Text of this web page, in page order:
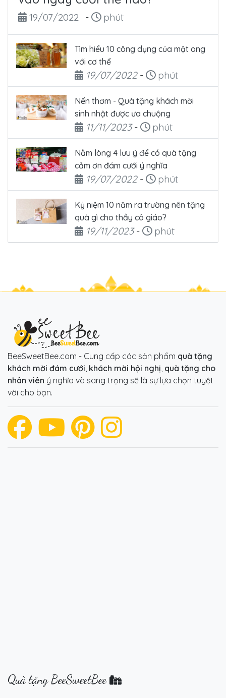
Ngày đăng
19/07/2022 - Thời gian đọc
phút
Tìm hiểu 10 công dụng của mật ong
với cơ thể
Ngày đăng
19/07/2022- Thời gian đọc
phút
Nến thơm - Quà tặng khách mời
sinh nhật được ưa chuộng
Ngày đăng
11/11/2023- Thời gian đọc
phút
Nằm lòng 4 lưu ý để có quà tặng
cảm ơn đám cưới ý nghĩa
Ngày đăng
19/07/2022- Thời gian đọc
phút
Kỷ niệm 10 năm ra trường nên tặng
quà gì cho thầy cô giáo?
Ngày đăng
19/11/2023- Thời gian đọc
phút
BeeSweetBee.com - Cung cấp các sản phẩm quà tặng
khách mời đám cưới khách mời hội nghị quà tặng cho
nhân viên ý nghĩa và sang trọng sẽ là sự lựa chọn tuyệt
vời cho bạn.
Quà tặng BeeSweetBee